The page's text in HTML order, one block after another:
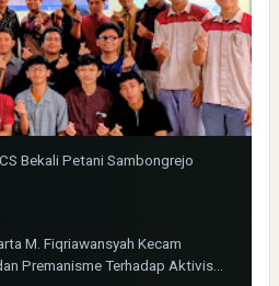
Bekali Petani Sambongrejo
M. Fiqriawansyah Kecam
Premanisme Terhadap Aktivis